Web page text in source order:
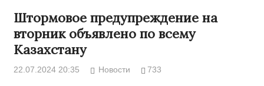
Штормовое предупреждение на
вторник объявлено по всему
Казахстану
22.07.2024 20:35 Новости 733